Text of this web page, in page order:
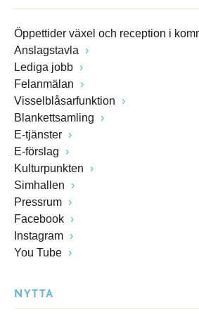
Öppettider växel och reception i
Anslagstavla
Lediga jobb
Felanmälan
Visselblåsarfunktion
Blankettsamling
E-tjänster
E-förslag
Kulturpunkten
Simhallen
Pressrum
Facebook
Instagram
You Tube
NYTTA